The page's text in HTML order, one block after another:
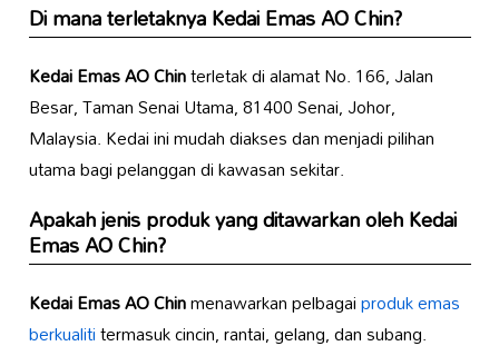
Di mana terletaknyaKedai Emas AO Chin?
Kedai Emas AO Chinterletak di alamat No. 166, Jalan
Besar, Taman Senai Utama, 81400 Senai, Johor,
Malaysia. Kedai ini mudah diakses dan menjadi pilihan
utama bagi pelanggan di kawasan sekitar.
Apakah jenis produk yang ditawarkan olehKedai
Emas AO Chin?
Kedai Emas AO Chinmenawarkan pelbagaiproduk emas
berkualititermasuk cincin, rantai, gelang, dan subang.